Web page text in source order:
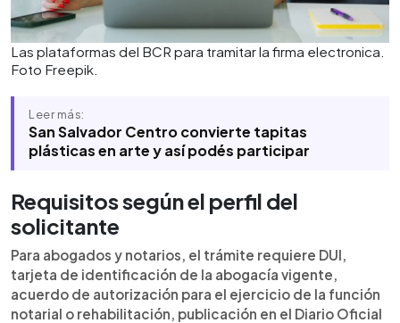
Las plataformas del BCR para tramitar la firma electronica.
Foto Freepik.
Leer más:
San Salvador Centro convierte tapitas
plásticas en arte y así podés participar
Requisitos según el perfil del
solicitante
Para abogados y notarios, el trámite requiere DUI,
tarjeta de identificación de la abogacía vigente,
acuerdo de autorización para el ejercicio de la función
notarial o rehabilitación, publicación en el Diario Oficial